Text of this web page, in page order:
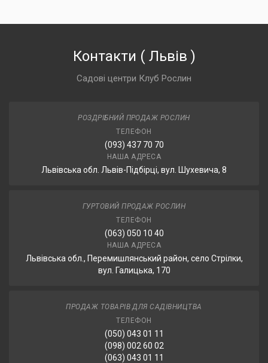
Контакти ( Львів )
Садові центри Клуб Рослин
РОЗДРІБНИЙ ПРОДАЖ РОСЛИН
ТЕЛЕФОН
(093) 437 70 70
НАША АДРЕСА
Львівська обл. Львів-Підбірці, вул. Шухевича, 8
ГУРТОВИЙ ПРОДАЖ РОСЛИН
ТЕЛЕФОН
(063) 050 10 40
НАША АДРЕСА
Львівська обл., Перемишлянський район, село Стрілки,
вул. Галицька, 170
ПРОДАЖ ТОВАРІВ ДЛЯ САДІВНИЦТВА
ТЕЛЕФОН
(050) 043 01 11
(098) 002 60 02
(063) 043 01 11